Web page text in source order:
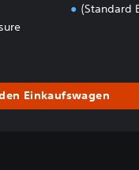
(Standard
Einkaufswagen